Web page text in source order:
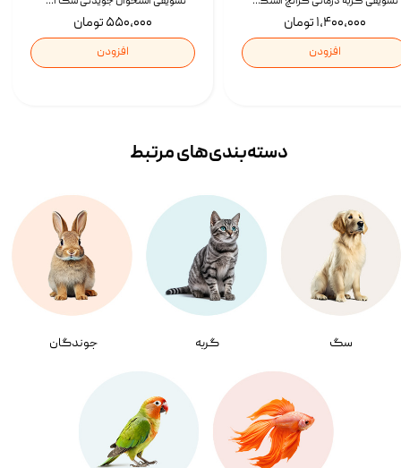
۵۵۰,۰۰۰ تومان
افزودن
۱,۴۰۰,۰۰۰ تومان
افزودن
سگ گربه جوندگان
دسته‌بندی‌‌های مرتبط